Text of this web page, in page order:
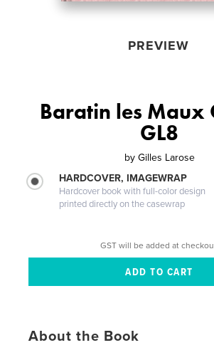
PREVIEW
Baratin les Maux
GL8
by Gilles Larose
HARDCOVER, IMAGEWRAP
Hardcover book with full-color design
printed directly on the casewrap
GST will be added at
About the Book